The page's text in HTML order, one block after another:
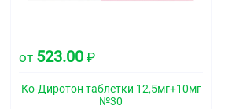
от 523.00 ₽
Ко-Диротон таблетки 12,5мг+10мг
№30